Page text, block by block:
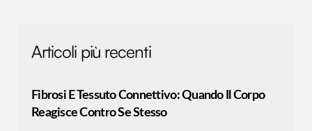
Articoli più recenti
Fibrosi E Tessuto Connettivo: Quando Il Corpo
Reagisce Contro Se Stesso